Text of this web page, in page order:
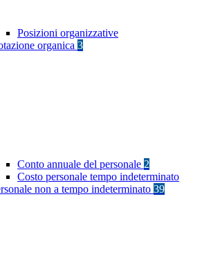
Posizioni organizzative
organica 3
Conto annuale del personale 2
Costo personale tempo indeterminato
non a tempo indeterminato 39